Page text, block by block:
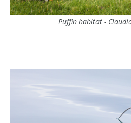
Puffin habitat -